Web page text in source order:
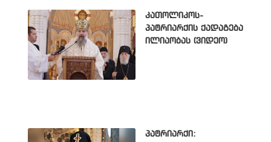
კათოლიკოს-
პატრიარქის ქადაგება
ილიაობას (ვიდეო)
პატრიარქი: